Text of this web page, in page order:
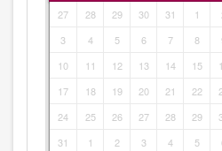
27 28 29 30 31 1
3
4 5 6 7 8
10
11 12 13 14 15
17
18 19 20 21 22
24
25 26 27 28 29
31
1 2 3 4 5